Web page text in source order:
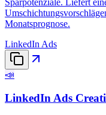
Sparpotenziale. Liefert
Monatsprognose.
LinkedIn Ads
📣
LinkedIn Ads